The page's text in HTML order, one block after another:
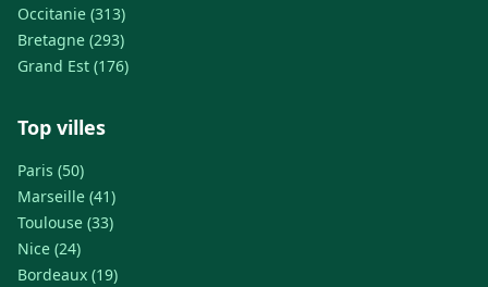
Occitanie (313)
Bretagne (293)
Grand Est (176)
Top villes
Paris (50)
Marseille (41)
Toulouse (33)
Nice (24)
Bordeaux (19)